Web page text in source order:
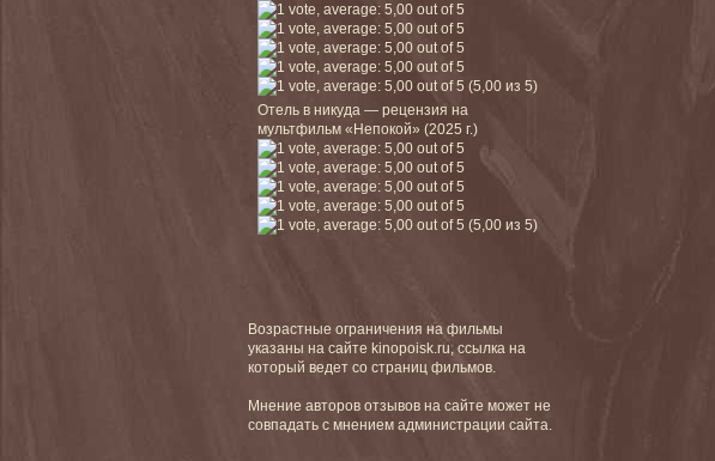
(5,00 из 5)
Отель в никуда — рецензия на
мультфильм «Непокой» (2025 г.)
(5,00 из 5)
Возрастные ограничения на фильмы
указаны на сайте kinopoisk.ru, ссылка на
который ведет со страниц фильмов.
Мнение авторов отзывов на сайте может не
совпадать с мнением администрации сайта.